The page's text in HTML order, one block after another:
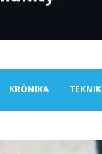
KRÖNIKA TEKNIK